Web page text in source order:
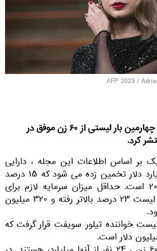
مجله فوربس برای چهارمین بار لیستی از ۶۰ زن موفق در
کرد.
بر اساس اطلاعات این مجله ، دارایی
آنها در کل ۷۱ میلیارد دلار تخمین زده می شود که ۱۵ درصد
بیشتر از سال ۲۰۱۷ است. حداقل میزان سرمایه لازم برای
وارد شدن به این لیست ۲۳ درصد بالاتر رفته و ۳۲۰ میلیون
۶۰ این لیست خواننده تیلور سویفت قرار گرفت که